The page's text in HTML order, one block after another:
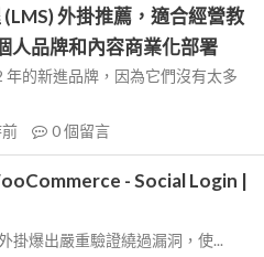
外掛推薦，適合經營教
人品牌和內容商業化部署
的新進品牌，因為它們沒有太多
0個留言
- Social Login |
掛爆出嚴重驗證繞過漏洞，使...